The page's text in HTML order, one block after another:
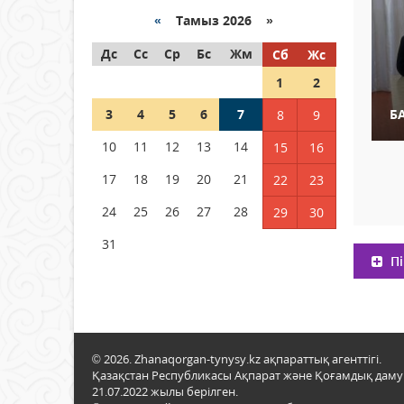
энергиясын өндіру бойынша
04 тамыз 2026 ж. 107
МЕ?
04 тамыз 2026 ж. 99
байланысты суды үнемдей
« Тамыз 2026 »
Дс
Сс Ср Бс Жм Сб
Жс
1
2
3
4 5 6 7 8
9
10
11 12 13 14 15
16
17
18 19 20 21 22
23
24
25 26 27 28 29
30
31
© 2026. Zhanaqorgan-tynysy.kz ақпараттық агенттігі.
Қазақстан Республикасы Ақпарат және Қоғамдық даму
21.07.2022 жылы берілген.